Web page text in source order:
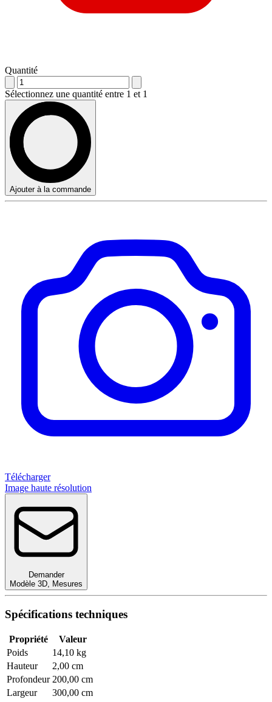
Quantité
Sélectionnez une quantité entre 1 et 1
Ajouter à la commande
Télécharger
Image haute résolution
Demander
Modèle 3D
Mesures
Spécifications techniques
Propriété
Valeur
Poids
14,10 kg
Hauteur
2,00 cm
Profondeur 200,00 cm
Largeur
300,00 cm